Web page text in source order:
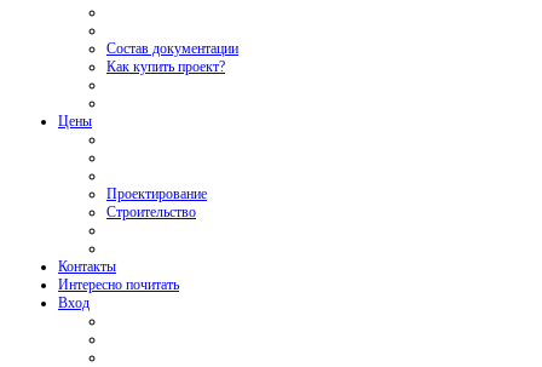
Состав документации
Как купить проект?
Цены
Проектирование
Строительство
Контакты
Интересно почитать
Вход